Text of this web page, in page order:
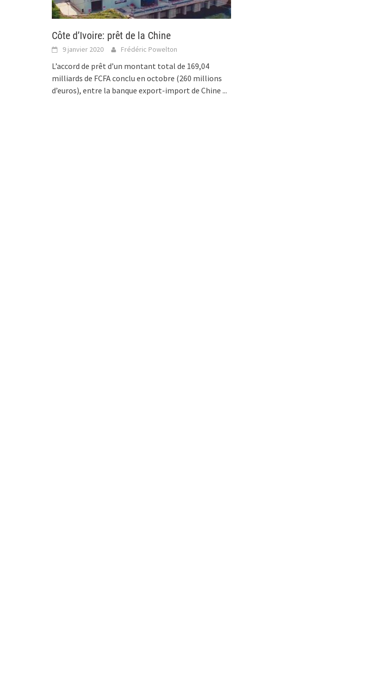
Côte d’Ivoire: prêt de la Chine
9 janvier 2020 Frédéric Powelton
L’accord de prêt d’un montant total de 169,04
milliards de FCFA conclu en octobre (260 millions
d’euros), entre la banque export-import de Chine ...